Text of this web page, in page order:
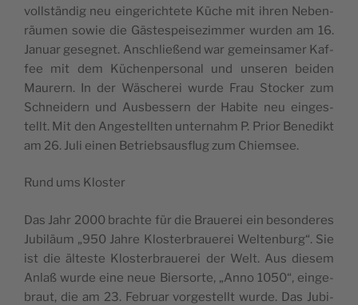
vollstän­dig neu ein­ge­ric­ht­ete Küc­he mit ihren Neben­
räu­men sowie die Gäs­te­s­pe­i­se­zim­mer wur­den am 16.
Janu­ar gese­g­net. Ansc­hli­e­ßend war geme­in­sa­mer Kaf­
fee mit dem Küc­hen­per­so­nal und unse­ren bei­den
Mau­rern. In der Wäsc­he­rei wur­de Frau Stoc­ker zum
Schne­i­dern und Aus­bes­sern der Hab­ite neu ein­ge­s­
tellt. Mit den Ange­s­tellten unter­na­hm P. Pri­or Bene­dikt
am 26. Juli einen Betri­eb­sa­u­s­flug zum Chiemsee.
Rund ums Kloster
Das Jahr 2000 brac­hte für die Bra­u­e­rei ein beson­de­res
Jubi­läum „950 Jahre Klo­s­ter­bra­u­e­rei Wel­ten­burg“. Sie
ist die älte­s­te Klo­s­ter­bra­u­e­rei der Welt. Aus die­sem
Anlaß wur­de eine neue Bier­sor­te, „Anno 1050“, ein­ge­
bra­ut, die am 23. Febru­ar vor­ge­s­tellt wur­de. Das Jubi­